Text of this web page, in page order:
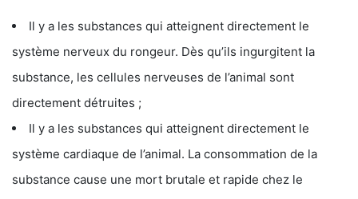
Il y a les substances qui atteignent directement le
système nerveux du rongeur. Dès qu’ils ingurgitent la
substance, les cellules nerveuses de l’animal sont
directement détruites ;
Il y a les substances qui atteignent directement le
système cardiaque de l’animal. La consommation de la
substance cause une mort brutale et rapide chez le